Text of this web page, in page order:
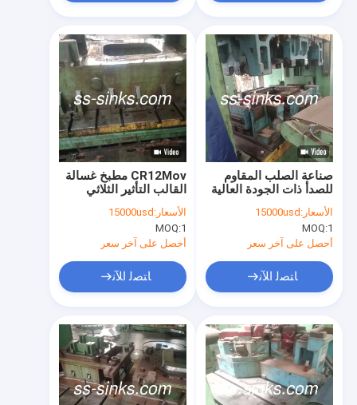
منتجات
أشرطة فيديو
CR12Mov مطبخ غسالة
القالب التأثير الثلاثي
التثبيت التلقائي
الأسعار: 15000usd
MOQ:1
أحصل على آخر سعر
ﺎﺘﺼﻟ ﺍﻶﻧ
صناعة الصلب المقاوم
للصدأ ذات الجودة العالية
الأسعار: 15000usd
MOQ:1
أحصل على آخر سعر
ﺎﺘﺼﻟ ﺍﻶﻧ